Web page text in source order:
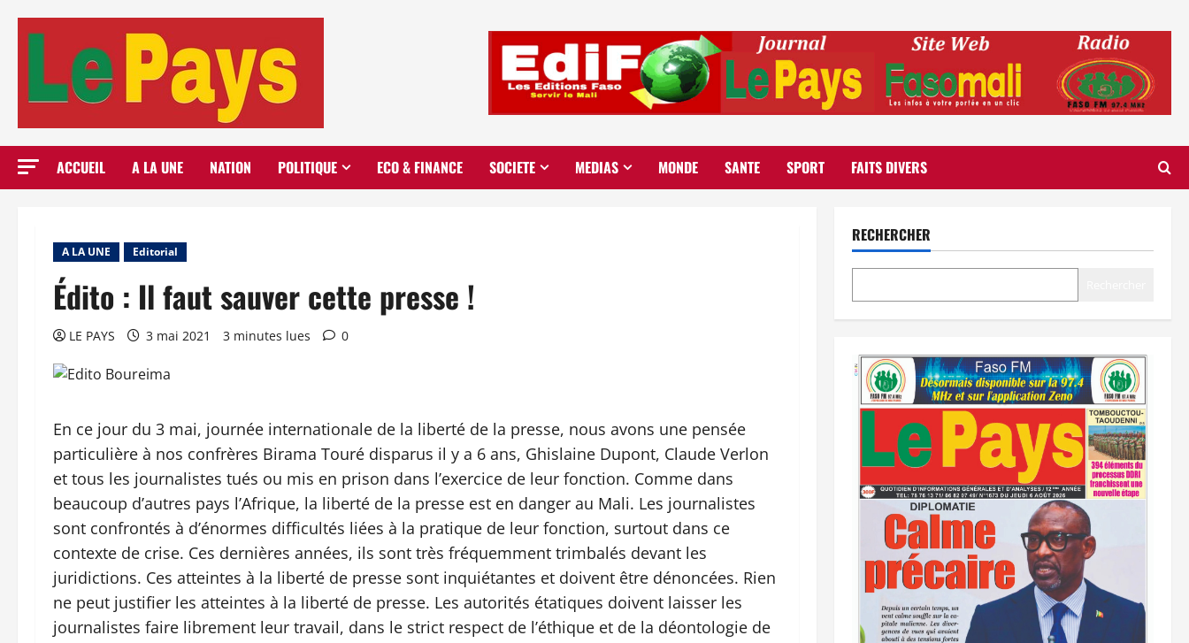
ACCUEIL A LA UNE NATION POLITIQUE ECO & FINANCE SOCIETE MEDIAS MONDE SANTE SPORT FAITS DIVERS
A LA UNE Editorial
Édito : Il faut sauver cette presse !
LE PAYS 3 mai 2021 3 minutes lues 0
En ce jour du 3 mai, journée internationale de la liberté de la presse, nous avons une pensée
particulière à nos confrères Birama Touré disparus il y a 6 ans, Ghislaine Dupont, Claude Verlon
et tous les journalistes tués ou mis en prison dans l’exercice de leur fonction. Comme dans
beaucoup d’autres pays l’Afrique, la liberté de la presse est en danger au Mali. Les journalistes
sont confrontés à d’énormes difficultés liées à la pratique de leur fonction, surtout dans ce
contexte de crise. Ces dernières années, ils sont très fréquemment trimbalés devant les
juridictions. Ces atteintes à la liberté de presse sont inquiétantes et doivent être dénoncées. Rien
ne peut justifier les atteintes à la liberté de presse. Les autorités étatiques doivent laisser les
journalistes faire librement leur travail, dans le strict respect de l’éthique et de la déontologie de
RECHERCHER